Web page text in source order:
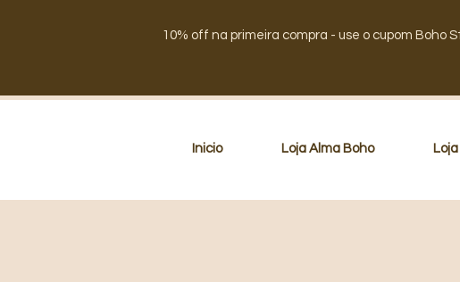
10% off na primeira compra - use o cupom Boho
Inicio Loja Alma Boho